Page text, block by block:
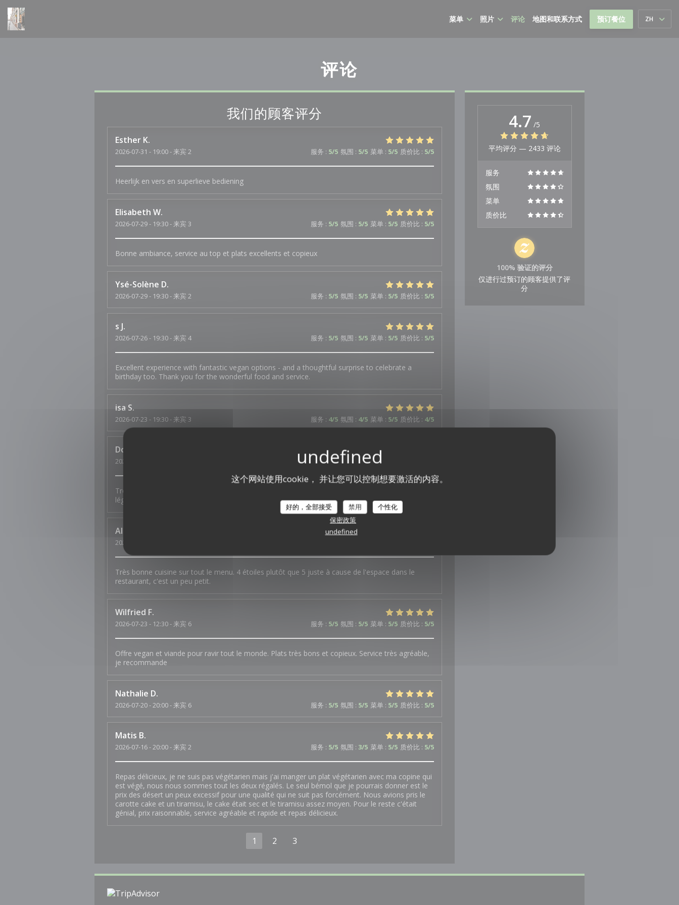
Cookie管理面板
这个网站使用cookie， 并让您可以控制想要激活的内容。
好的，全部接受 禁用
个性化
保密政策
undefined
菜单 照片 评论 地图和联系方式 预订餐位 ZH
评论
我们的顾客评分
Esther K
2026-07-31 - 19:00 - 来宾 2 服务 : 5/5 氛围 : 5/5 菜单: 5/5 质价比 : 5/5
Heerlijk en vers en superlieve bediening
Elisabeth W
2026-07-29- 19:30 - 来宾 3 服务 : 5/5 氛围 : 5/5 菜单: 5/5 质价比 : 5/5
Bonne ambiance, service au top et plats excellents et copieux
Ysé-Solène D
2026-07-29- 19:30 - 来宾 2 服务 : 5/5 氛围 : 5/5 菜单: 5/5 质价比 : 5/5
s J
2026-07-26- 19:30 - 来宾 4 服务 : 5/5 氛围 : 5/5 菜单: 5/5 质价比 : 5/5
Excellent experience with fantastic vegan options - and a thoughtful surprise to celebrate a
birthday too. Thank you for the wonderful food and service.
isa S
2026-07-23 - 19:30 - 来宾 3 服务 : 4/5 氛围 : 4/5 菜单 : 5/5 质价比 : 4/5
Dominique
2026-07-27 服务:5/5 氛围: 5 /5 菜单
Très bon cocktail maison. Wow de légumes copieux ,goûteux et bien équilibré. Mousse de fruits
légère. Je reviendrai avec plaisir !
Alexandre
2026-07-25
Très bonne cuisine sur tout le menu. 4 étoiles plutôt que 5 juste à cause de l'espace dans le
restaurant, c'est un peu petit.
Wilfried F
2026-07-23 - 12:30 - 来宾 6 服务 : 5/5 氛围 : 5/5 菜单: 5/5 质价比 : 5/5
Offre vegan et viande pour ravir tout le monde. Plats très bons et copieux. Service très agréable,
je recommande
Nathalie D
2026-07-20- 20:00 - 来宾 6 服务 : 5/5 氛围 : 5/5 菜单: 5/5 质价比 : 5/5
Matis B
2026-07-16- 20:00 - 来宾 2 服务 : 5/5 氛围 : 3/5 菜单: 5/5 质价比 : 5/5
Repas délicieux, je ne suis pas végétarien mais j'ai manger un plat végétarien avec ma copine qui
est végé, nous nous sommes tout les deux régalés. Le seul bémol que je pourrais donner est le
prix des désert un peux excessif pour une qualité qui ne suit pas forcément. Nous avions pris le
carotte cake et un tiramisu, le cake était sec et le tiramisu assez moyen. Pour le reste c'était
génial, prix raisonnable, service agréable et rapide et repas délicieux.
1 2 3
4.7 /5
平均评分 — 2433 评论
服务
氛围
菜单
质价比
100% 验证的评分
仅进行过预订的顾客提供了评
分